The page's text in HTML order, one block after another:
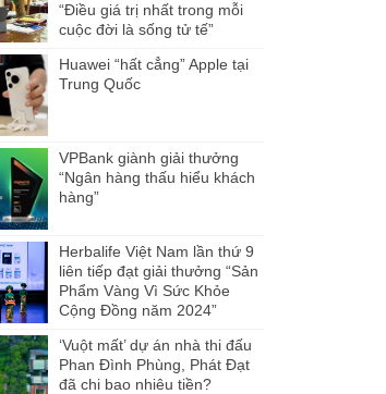
“Điều giá trị nhất trong mỗi
cuộc đời là sống tử tế”
Huawei “hất cẳng” Apple tại
Trung Quốc
VPBank giành giải thưởng
“Ngân hàng thấu hiểu khách
hàng”
Herbalife Việt Nam lần thứ 9
liên tiếp đạt giải thưởng “Sản
Phẩm Vàng Vì Sức Khỏe
Cộng Đồng năm 2024”
‘Vuột mất’ dự án nhà thi đấu
Phan Đình Phùng, Phát Đạt
đã chi bao nhiêu tiền?